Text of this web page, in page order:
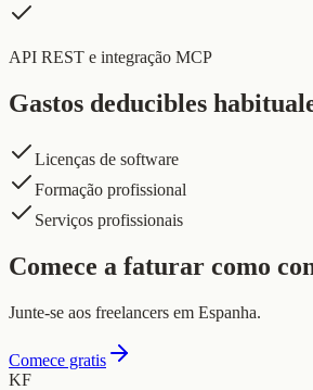
API REST e integração MCP
Gastos deducibles
Licenças de software
Formação profissional
Serviços profissionais
Comece a faturar como
Junte-se aos freelancers em Espanha.
Comece gratis
KF